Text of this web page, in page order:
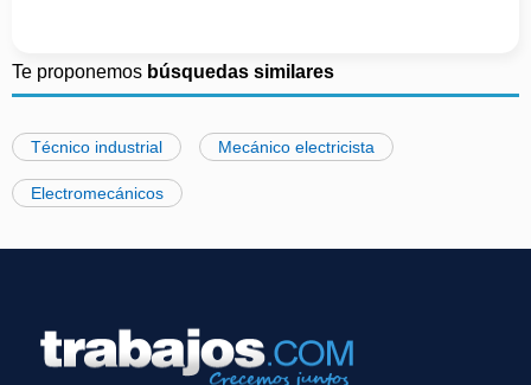
Te proponemos búsquedas similares
Técnico industrial Mecánico electricista
Electromecánicos